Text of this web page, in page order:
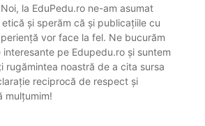
la EduPedu.ro ne-am asumat
și sperăm că și publicațiile cu
vor face la fel. Ne bucurăm
pe Edupedu.ro și suntem
rugămintea noastră de a cita sursa
reciprocă de respect și
mulțumim!